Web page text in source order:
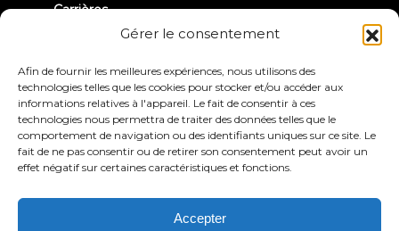
Gérer le consentement
Afin de fournir les meilleures expériences, nous utilisons des
technologies telles que les cookies pour stocker et/ou accéder aux
informations relatives à l'appareil. Le fait de consentir à ces
technologies nous permettra de traiter des données telles que le
comportement de navigation ou des identifiants uniques sur ce site. Le
fait de ne pas consentir ou de retirer son consentement peut avoir un
effet négatif sur certaines caractéristiques et fonctions.
Accepter
Carrières
TRUE Club de course
Informations sur les rappels
CONNECTONS-NOUS